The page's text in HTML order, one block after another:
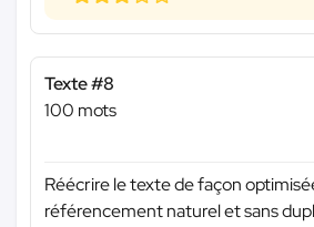
Texte #8
100 mots
Réécrire le texte de façon
référencement naturel et sans